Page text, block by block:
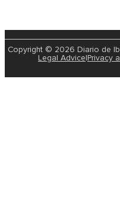
Copyright © 2026 Diario de
Legal Advice|Privacy